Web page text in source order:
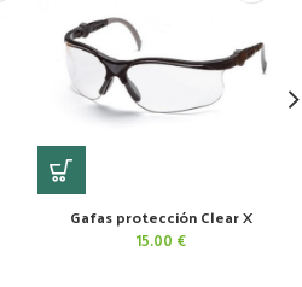
Gafas protección Clear X
15.00 €